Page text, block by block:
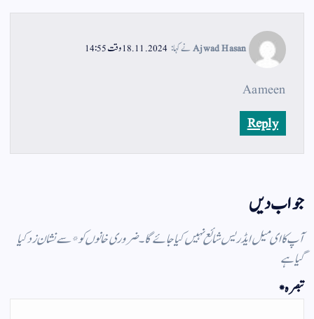
Ajwad Hasanنے کہا: 18.11.2024 وقت 14:55
Aameen
Reply
جواب دیں
آپ کا ای میل ایڈریس شائع نہیں کیا جائے گا۔ضروری خانوں کو*سے نشان زد کیا
گیا ہے
تبصرہ*